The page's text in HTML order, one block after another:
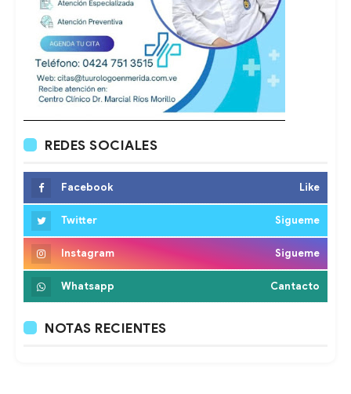
REDES SOCIALES
Facebook Like
Twitter Sigueme
Instagram Sigueme
Whatsapp Cantacto
NOTAS RECIENTES